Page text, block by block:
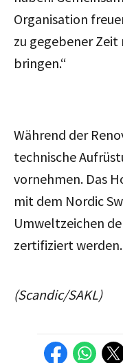
Organisation
zu gegebener Zeit
bringen.“
Während der
technische
vornehmen. Das
mit dem Nordic
Umweltzeichen
zertifiziert werden.
(Scandic/SAKL)